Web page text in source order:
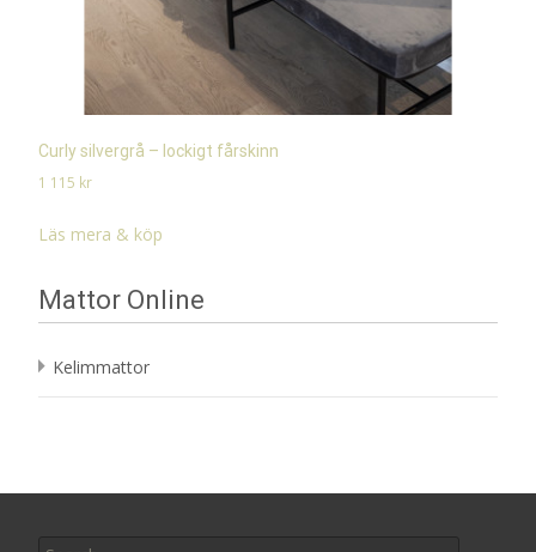
Curly silvergrå – lockigt fårskinn
1 115 kr
Läs mera & köp
Mattor Online
Kelimmattor